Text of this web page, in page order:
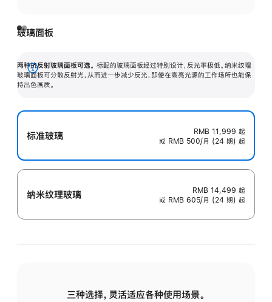
玻璃面板
两种抗反射玻璃面板可选。 标配的玻璃面板经过特别设计，反光率极低。纳米纹理
玻璃面板可分散反射光，从而进一步减少反光，即使在高亮光源的工作场所也能保
持出色画质。
展
开
标准玻璃 RMB 11,999 起
或 RMB 500/月 (24 期) 起
纳米纹理玻璃 RMB 14,499 起
或 RMB 605/月 (24 期) 起
三种选择，灵活适应各种使用场景。